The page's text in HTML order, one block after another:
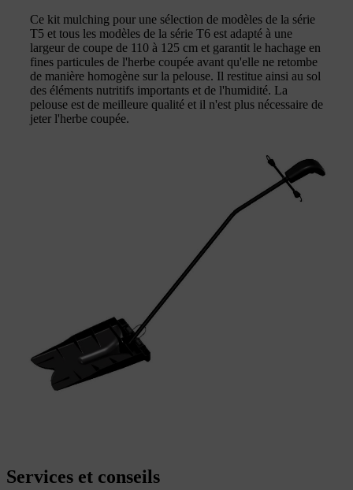
Ce kit mulching pour une sélection de modèles de la série
T5 et tous les modèles de la série T6 est adapté à une
largeur de coupe de 110 à 125 cm et garantit le hachage en
fines particules de l'herbe coupée avant qu'elle ne retombe
de manière homogène sur la pelouse. Il restitue ainsi au sol
des éléments nutritifs importants et de l'humidité. La
pelouse est de meilleure qualité et il n'est plus nécessaire de
jeter l'herbe coupée.
Services et conseils